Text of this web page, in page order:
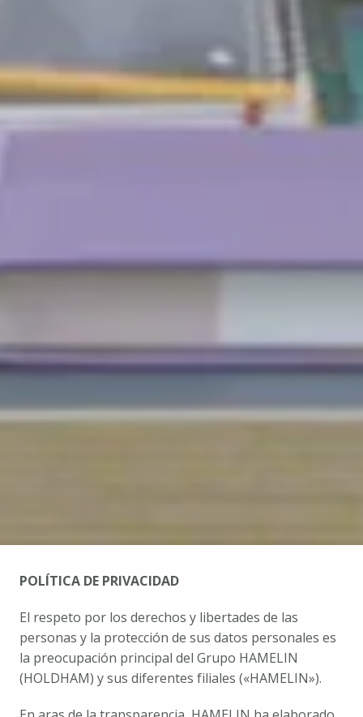
POLÍTICA DE PRIVACIDAD
El respeto por los derechos y libertades de las
personas y la protección de sus datos personales es
la preocupación principal del Grupo HAMELIN
(HOLDHAM) y sus diferentes filiales («HAMELIN»).